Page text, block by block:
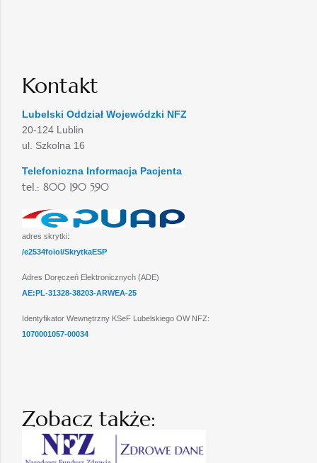
Kontakt
Lubelski Oddział Wojewódzki NFZ
20-124 Lublin
ul. Szkolna 16
Telefoniczna Informacja Pacjenta
tel.: 800 190 590
adres skrytki:
/e2534foiol/SkrytkaESP
Adres Doręczeń Elektronicznych (ADE)
AE:PL-31328-38203-ARWEA-25
Identyfikator Wewnętrzny KSeF Lubelskiego OW NFZ:
1070001057-00034
Zobacz także: